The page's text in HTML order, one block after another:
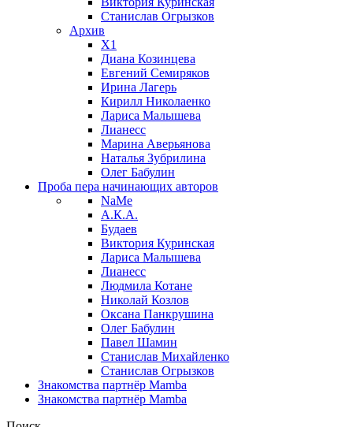
Станислав Огрызков
Архив
X1
Диана Козинцева
Евгений Семиряков
Ирина Лагерь
Кирилл Николаенко
Лариса Малышева
Лианесс
Марина Аверьянова
Наталья Зубрилина
Олег Бабулин
Проба пера начинающих авторов
NaMe
А.К.А.
Будаев
Виктория Куринская
Лариса Малышева
Лианесс
Людмила Котане
Николай Козлов
Оксана Панкрушина
Олег Бабулин
Павел Шамин
Станислав Михайленко
Станислав Огрызков
Знакомства партнёр Mamba
Знакомства партнёр Mamba